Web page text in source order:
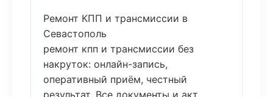
Ремонт КПП и трансмиссии в
Севастополь
ремонт кпп и трансмиссии без
накруток: онлайн-запись,
оперативный приём, честный
результат. Все документы и акт